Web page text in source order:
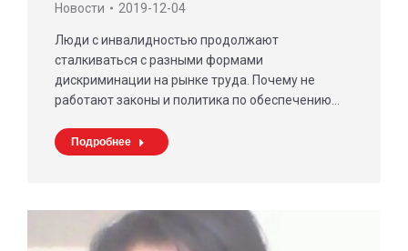
Новости 2019-12-04
Люди с инвалидностью продолжают
сталкиваться с разными формами
дискриминации на рынке труда. Почему не
работают законы и политика по обеспечению…
Подробнее